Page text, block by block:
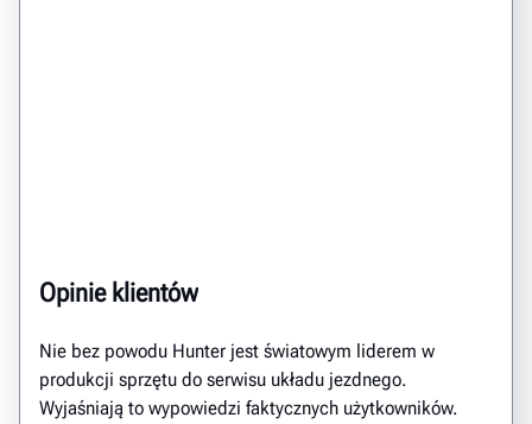
Opinie klientów
Nie bez powodu Hunter jest światowym liderem w
produkcji sprzętu do serwisu układu jezdnego.
Wyjaśniają to wypowiedzi faktycznych użytkowników.